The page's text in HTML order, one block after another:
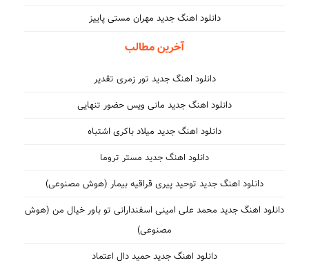
دانلود اهنگ جدید مهران مستی پاییز
آخرین مطالب
دانلود اهنگ جدید تور زمری تقدیر
دانلود اهنگ جدید مانی ویس حضور تنهایی
دانلود اهنگ جدید میلاد باکری اشتباه
دانلود اهنگ جدید مستر تروما
دانلود اهنگ جدید توحید پیری قراقیه بیمار (هوش مصنوعی)
دانلود اهنگ جدید محمد علی امینی اسفندارانی تو باور خیال من (هوش
مصنوعی)
دانلود اهنگ جدید حمید دال اعتماد